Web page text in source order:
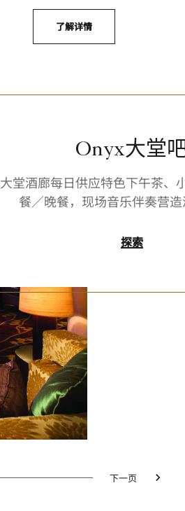
了解详情
Onyx大堂
大堂酒廊每日供应特色下午茶、
餐／晚餐，现场音乐伴奏营造
探索
4 5 下一页